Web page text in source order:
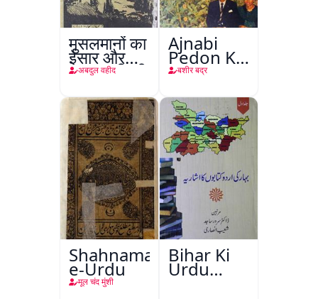
मुसलमानों का
ईसार और
अाज़ादी की
अबदुल वहीद
Ajnabi
Pedon Ke
Saye
बशीर बद्र
Shahnama-
e-Urdu
मूल चंद मुंशी
Bihar Ki
Urdu
Kitabon